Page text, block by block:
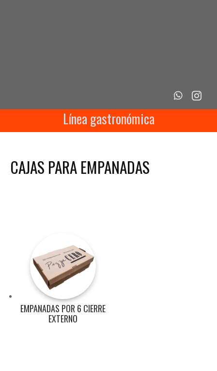
Línea gastronómica
CAJAS PARA EMPANADAS
EMPANADAS POR 6 CIERRE
EXTERNO